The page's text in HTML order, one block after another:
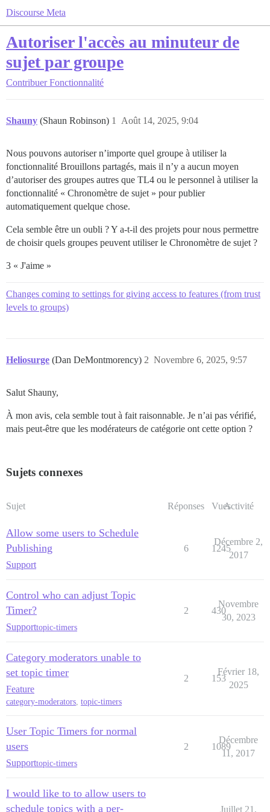
Discourse Meta
Autoriser l'accès au minuteur de
sujet par groupe
Contribuer Fonctionnalité
Shauny (Shaun Robinson) Août 14, 2025, 9:04
1
Nous pouvons autoriser n’importe quel groupe à utiliser la
fonctionnalité Brouillons partagés, mais il n’y a aucun moyen
d’autoriser des groupes autres que TL4 ou le personnel à utiliser la
fonctionnalité « Chronomètre de sujet » pour publier
automatiquement quelque chose.
Cela semble être un oubli ? Y a-t-il des projets pour nous permettre
de choisir quels groupes peuvent utiliser le Chronomètre de sujet ?
3 « J'aime »
Changes coming to settings for giving access to features (from trust
levels to groups)
Heliosurge (Dan DeMontmorency) Novembre 6, 2025, 9:57
2
Salut Shauny,
À mon avis, cela semble tout à fait raisonnable. Je n’ai pas vérifié,
mais peut-être que les modérateurs de catégorie ont cette option ?
Sujets connexes
Sujet Réponses VuesActivité
Allow some users to Schedule
Publishing
Support
6 1245
Décembre 2,
2017
Control who can adjust Topic
Timer?
Supporttopic-timers
2 430
Novembre
30, 2023
Category moderators unable to
set topic timer
Feature
category-moderators, topic-timers
2 153
Février 18,
2025
User Topic Timers for normal
users
Supporttopic-timers
2 1089
Décembre
11, 2017
I would like to to allow users to
schedule topics with a per-
Juillet 21,